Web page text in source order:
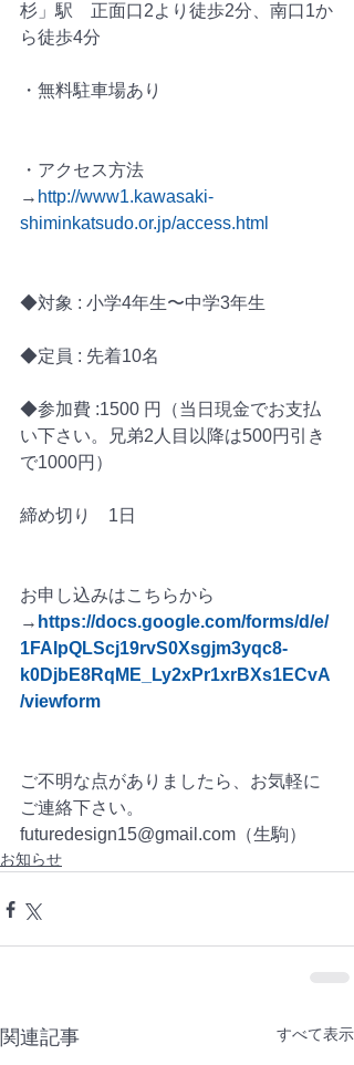
杉」駅　正面口2より徒歩2分、南口1か
ら徒歩4分
・無料駐車場あり
・アクセス方法
→ http://www1.kawasaki-
shiminkatsudo.or.jp/access.html
◆対象 : 小学4年生〜中学3年生
◆定員 : 先着10名
◆参加費 :1500 円（当日現金でお支払
い下さい。兄弟2人目以降は500円引き
で1000円）
締め切り　1日
お申し込みはこちらから
→ https://docs.google.com/forms/d/e/
1FAIpQLScj19rvS0Xsgjm3yqc8-
k0DjbE8RqME_Ly2xPr1xrBXs1ECvA
/viewform
ご不明な点がありましたら、お気軽に
ご連絡下さい。
futuredesign15@gmail.com（生駒）
お知らせ
関連記事 すべて表示